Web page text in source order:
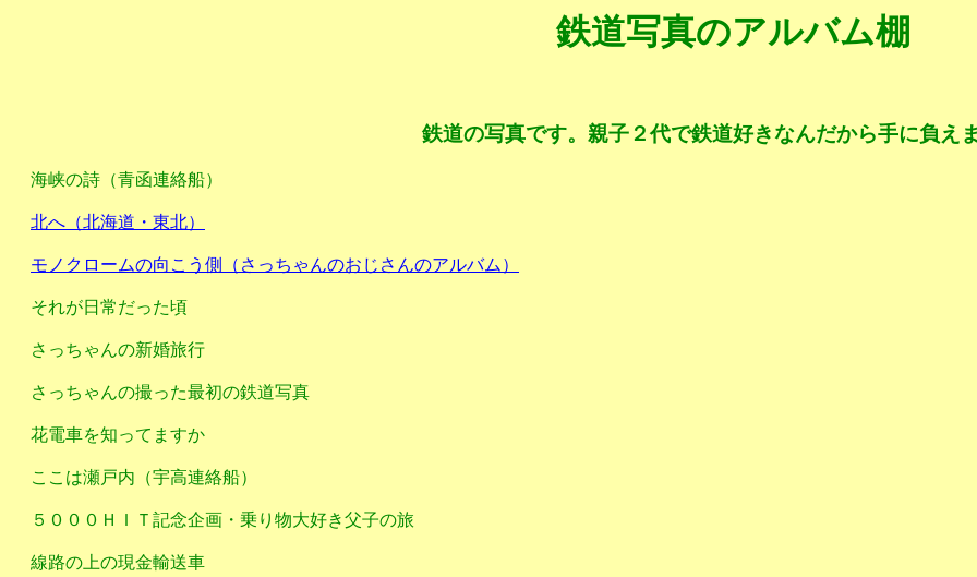
鉄道写真のアルバム棚
鉄道の写真です。親子２代で鉄道好きなんだから手に負え
海峡の詩（青函連絡船）
北へ（北海道・東北）
モノクロームの向こう側（さっちゃんのおじさんのアルバム）
それが日常だった頃
さっちゃんの新婚旅行
さっちゃんの撮った最初の鉄道写真
花電車を知ってますか
ここは瀬戸内（宇高連絡船）
５０００ＨＩＴ記念企画・乗り物大好き父子の旅
線路の上の現金輸送車